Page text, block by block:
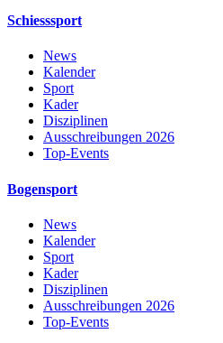
Schiesssport
News
Kalender
Sport
Kader
Disziplinen
Ausschreibungen 2026
Top-Events
Bogensport
News
Kalender
Sport
Kader
Disziplinen
Ausschreibungen 2026
Top-Events